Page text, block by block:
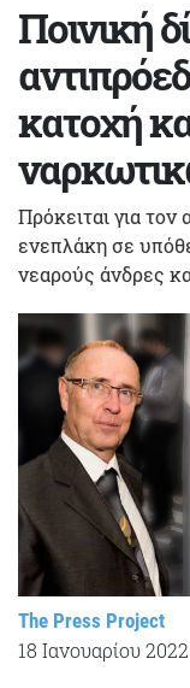
Ποινική
κατοχή
Πρόκειται για τον
ενεπλάκη σε
νεαρούς άνδρες
The Press Project
18 Ιανουαρίου 2022